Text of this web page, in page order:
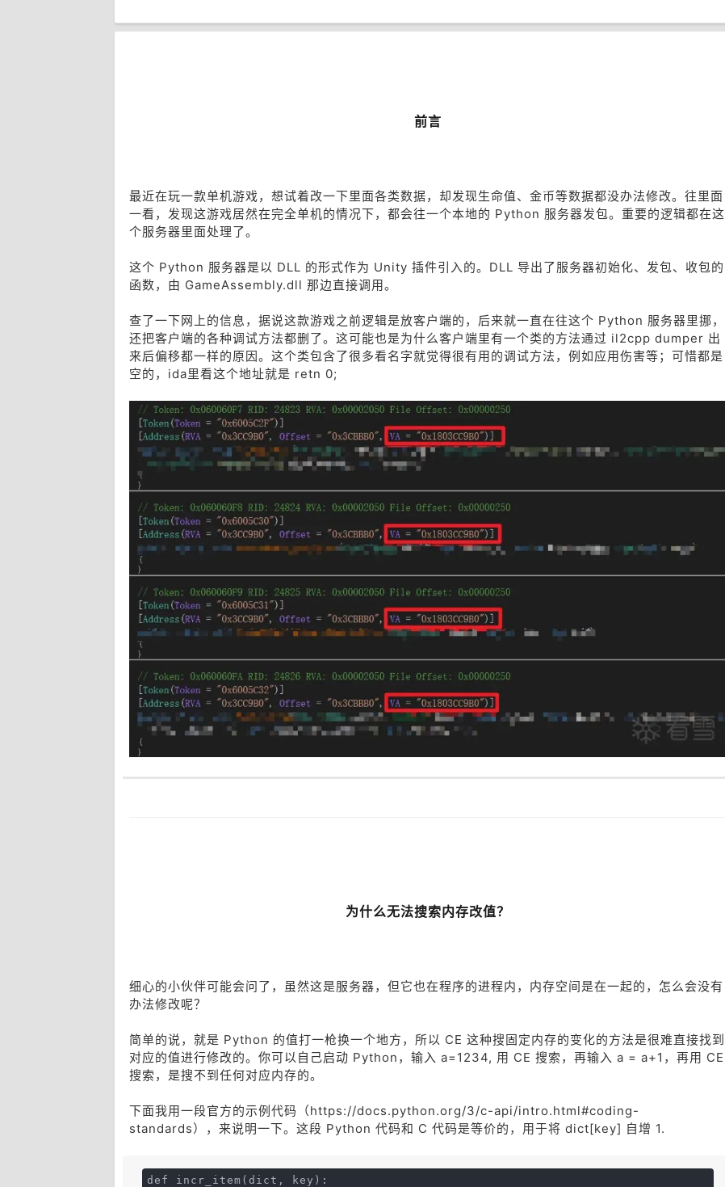
前言
最近在玩一款单机游戏，想试着改一下里面各类数据，却发现生命值、金币等数据都没办法修改。往里面
一看，发现这游戏居然在完全单机的情况下，都会往一个本地的 Python 服务器发包。重要的逻辑都在这
个服务器里面处理了。
这个 Python 服务器是以 DLL 的形式作为 Unity 插件引入的。DLL 导出了服务器初始化、发包、收包的
函数，由 GameAssembly.dll 那边直接调用。
查了一下网上的信息，据说这款游戏之前逻辑是放客户端的，后来就一直在往这个 Python 服务器里挪，
还把客户端的各种调试方法都删了。这可能也是为什么客户端里有一个类的方法通过 il2cpp dumper 出
来后偏移都一样的原因。这个类包含了很多看名字就觉得很有用的调试方法，例如应用伤害等；可惜都是
空的，ida里看这个地址就是 retn 0;
为什么无法搜索内存改值？
细心的小伙伴可能会问了，虽然这是服务器，但它也在程序的进程内，内存空间是在一起的，怎么会没有
办法修改呢？
简单的说，就是 Python 的值打一枪换一个地方，所以 CE 这种搜固定内存的变化的方法是很难直接找到
对应的值进行修改的。你可以自己启动 Python，输入 a=1234, 用 CE 搜索，再输入 a = a+1，再用 CE
搜索，是搜不到任何对应内存的。
下面我用一段官方的示例代码（https://docs.python.org/3/c-api/intro.html#coding-
standards），来说明一下。这段 Python 代码和 C 代码是等价的，用于将 dict[key] 自增 1.
def incr_item(dict, key):